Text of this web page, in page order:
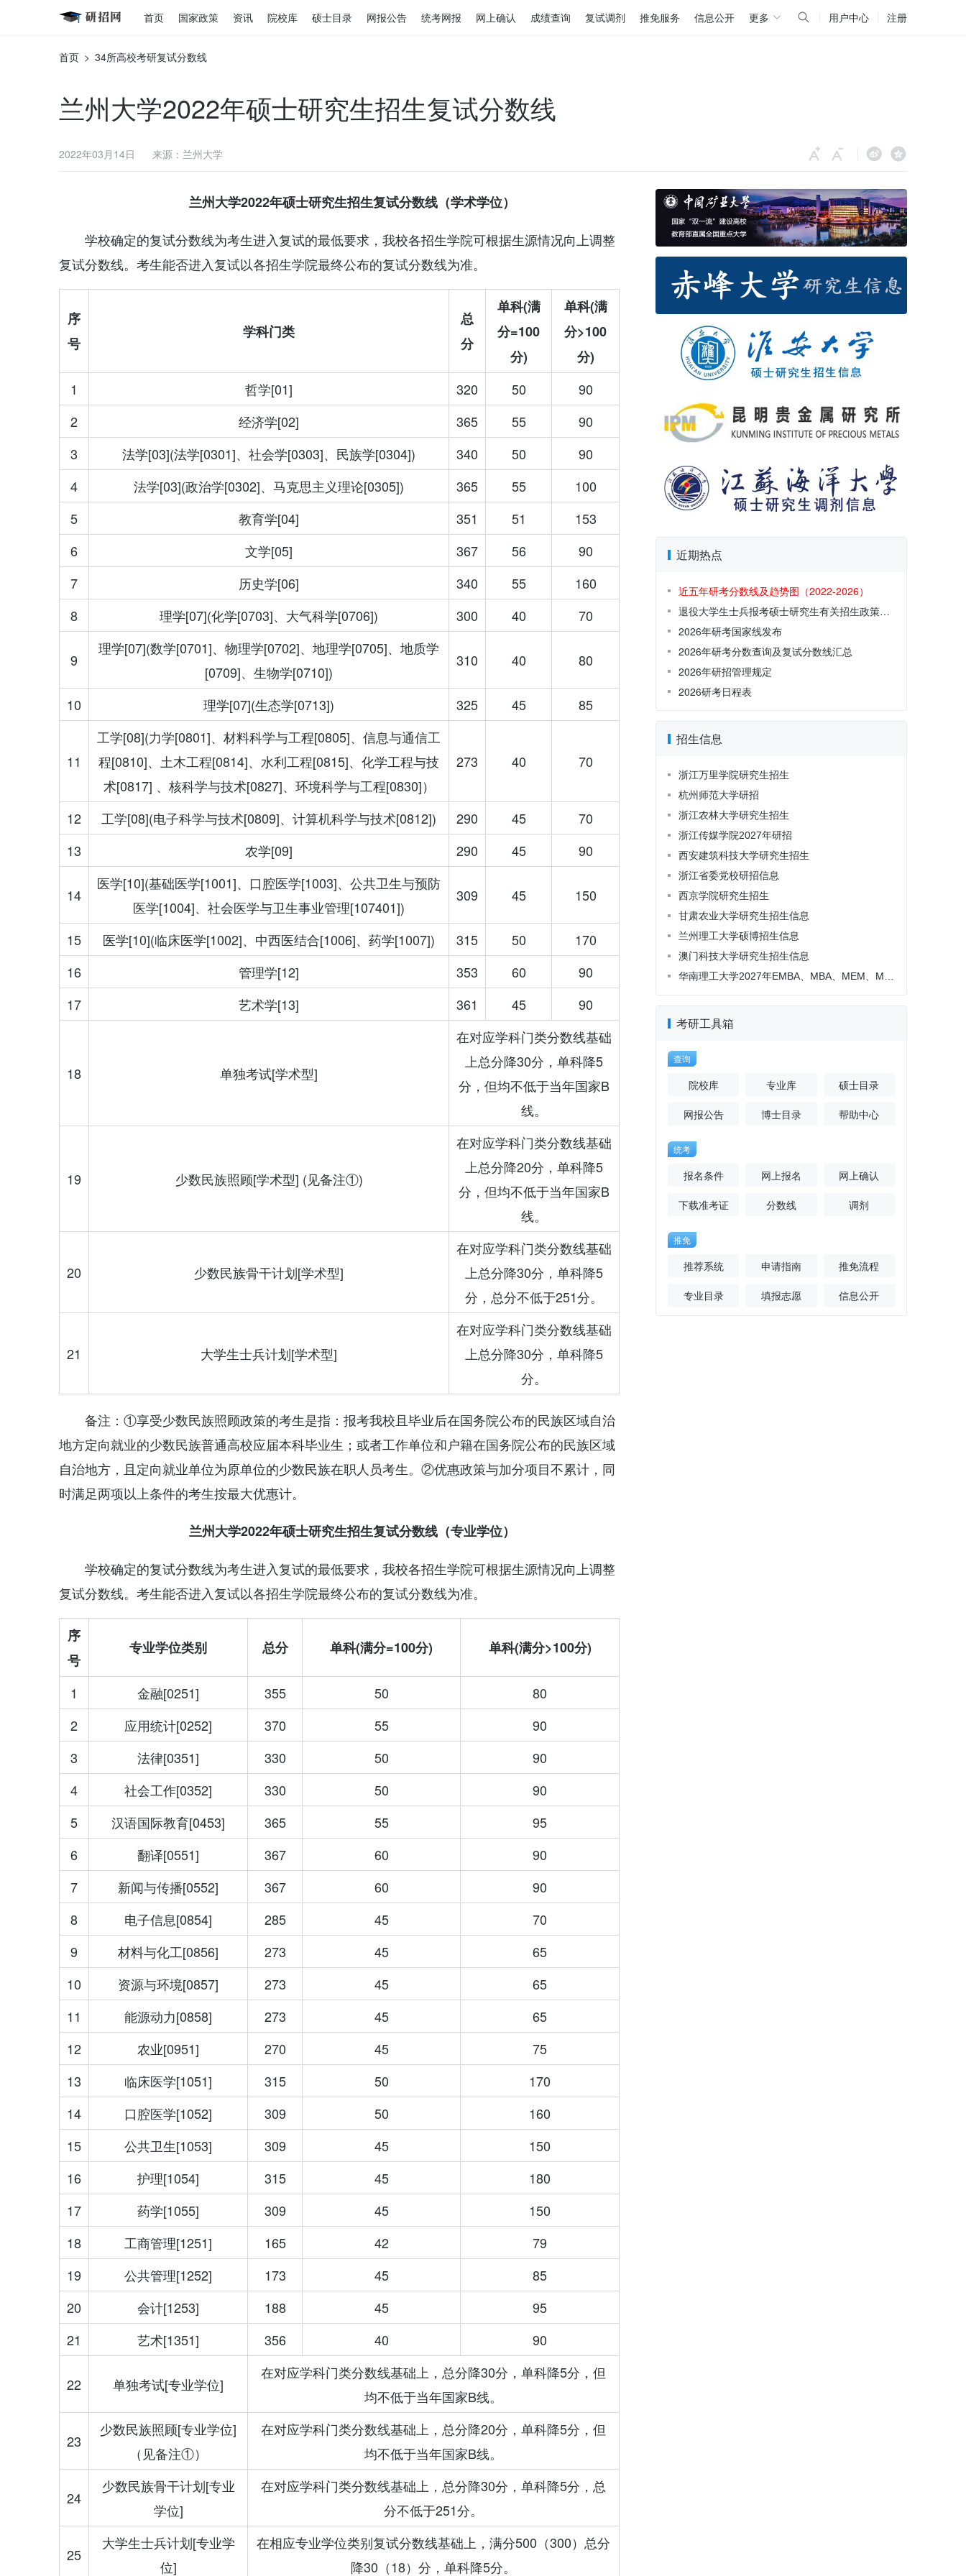
首页 国家政策 资讯 院校库 硕士目录 网报公告 统考网报 网上确认 成绩查询 复试调剂 推免服务 信息公开 更多 用户中心 注册
首页 > 34所高校考研复试分数线
兰州大学2022年硕士研究生招生复试分数线
2022年03月14日 来源：兰州大学
兰州大学2022年硕士研究生招生复试分数线（学术学位）
学校确定的复试分数线为考生进入复试的最低要求，我校各招生学院可根据生源情况向上调整
复试分数线。考生能否进入复试以各招生学院最终公布的复试分数线为准。
序
号
学科门类
总
分
单科(满
分=100
分)
单科(满
分>100
分)
1
哲学[01] 320 50
90
2
经济学[02] 365 55
90
3
法学[03](法学[0301]、社会学[0303]、民族学[0304]) 340 50
90
4
法学[03](政治学[0302]、马克思主义理论[0305]) 365 55
100
5
教育学[04] 351 51
153
6
文学[05] 367 56
90
7
历史学[06] 340 55
160
8
理学[07](化学[0703]、大气科学[0706]) 300 40 70
9
理学[07](数学[0701]、物理学[0702]、地理学[0705]、地质学
[0709]、生物学[0710])
310 40 80
10 理学[07](生态学[0713]) 325 45 85
11
工学[08](力学[0801]、材料科学与工程[0805]、信息与通信工
程[0810]、土木工程[0814]、水利工程[0815]、化学工程与技
术[0817] 、核科学与技术[0827]、环境科学与工程[0830]）
273 40 70
12 工学[08](电子科学与技术[0809]、计算机科学与技术[0812]) 290 45
70
13
农学[09] 290 45 90
14
医学[10](基础医学[1001]、口腔医学[1003]、公共卫生与预防
医学[1004]、社会医学与卫生事业管理[107401])
309 45 150
15 医学[10](临床医学[1002]、中西医结合[1006]、药学[1007]) 315 50
170
16
管理学[12] 353 60
90
17
艺术学[13] 361 45 90
18 单独考试[学术型]
在对应学科门类分数线基础
上总分降30分，单科降5
分，但均不低于当年国家B
线。
19 少数民族照顾[学术型] (见备注①)
在对应学科门类分数线基础
上总分降20分，单科降5
分，但均不低于当年国家B
线。
20 少数民族骨干计划[学术型]
在对应学科门类分数线基础
上总分降30分，单科降5
分，总分不低于251分。
21 大学生士兵计划[学术型]
在对应学科门类分数线基础
上总分降30分，单科降5
分。
备注：①享受少数民族照顾政策的考生是指：报考我校且毕业后在国务院公布的民族区域自治
地方定向就业的少数民族普通高校应届本科毕业生；或者工作单位和户籍在国务院公布的民族区域
自治地方，且定向就业单位为原单位的少数民族在职人员考生。②优惠政策与加分项目不累计，同
时满足两项以上条件的考生按最大优惠计。
兰州大学2022年硕士研究生招生复试分数线（专业学位）
学校确定的复试分数线为考生进入复试的最低要求，我校各招生学院可根据生源情况向上调整
复试分数线。考生能否进入复试以各招生学院最终公布的复试分数线为准。
序
号
专业学位类别 总分 单科(满分=100分) 单科(满分>100分)
1 金融[0251] 355 50
80
2
应用统计[0252] 370 55
90
3
法律[0351] 330 50
90
4
社会工作[0352] 330 50
90
5
汉语国际教育[0453] 365 55
95
6
翻译[0551] 367 60
90
7
新闻与传播[0552] 367 60
90
8
电子信息[0854] 285 45
70
9
材料与化工[0856] 273 45
65
10
资源与环境[0857] 273 45
65
11
能源动力[0858] 273 45
65
12
农业[0951] 270 45
75
13
临床医学[1051] 315 50
170
14
口腔医学[1052] 309 50
160
15
公共卫生[1053] 309 45
150
16
护理[1054] 315 45
180
17
药学[1055] 309 45
150
18
工商管理[1251] 165 42
79
19
公共管理[1252] 173 45
85
20
会计[1253] 188 45
95
21
艺术[1351] 356 40 90
22 单独考试[专业学位]
在对应学科门类分数线基础上，总分降30分，单科降5分，但
均不低于当年国家B线。
23
少数民族照顾[专业学位]
（见备注①）
在对应学科门类分数线基础上，总分降20分，单科降5分，但
均不低于当年国家B线。
24
少数民族骨干计划[专业
学位]
在对应学科门类分数线基础上，总分降30分，单科降5分，总
分不低于251分。
25
大学生士兵计划[专业学
位]
在相应专业学位类别复试分数线基础上，满分500（300）总分
降30（18）分，单科降5分。
近期热点
近五年研考分数线及趋势图（2022-2026）
退役大学生士兵报考硕士研究生有关招生政策解读
2026年研考国家线发布
2026年研考分数查询及复试分数线汇总
2026年研招管理规定
2026研考日程表
招生信息
考研工具箱
查询
院校库 专业库 硕士目录
网报公告 博士目录 帮助中心
统考
报名条件 网上报名 网上确认
下载准考证 分数线 调剂
推免
推荐系统 申请指南 推免流程
专业目录 填报志愿 信息公开